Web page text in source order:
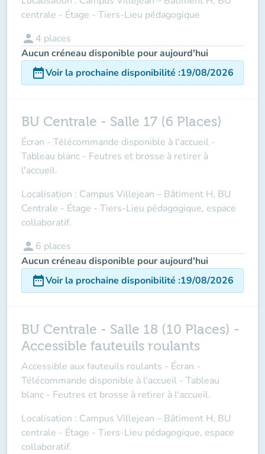
centrale - Étage - Tiers-Lieu pédagogique
person 4 places
Aucun créneau disponible pour aujourd'hui
date_rangeVoir la prochaine disponibilité :19/08/2026
BU Centrale - Salle 17 (6 Places)
Écran - Télécommande disponible à l'accueil -
Tableau blanc - Feutres et brosse à retirer à
l'accueil.
Localisation : Campus Villejean – Bâtiment H, BU
Centrale - Étage - Tiers-Lieu pédagogique, espace
collaboratif.
person 6 places
Aucun créneau disponible pour aujourd'hui
date_rangeVoir la prochaine disponibilité :19/08/2026
BU Centrale - Salle 18 (10 Places) -
Accessible fauteuils roulants
Accessible aux fauteuils roulants - Écran -
Télécommande disponible à l'accueil - Tableau
blanc - Feutres et brosse à retirer à l'accueil.
Localisation : Campus Villejean – Bâtiment H, BU
centrale - Étage - Tiers-Lieu pédagogique, espace
collaboratif.